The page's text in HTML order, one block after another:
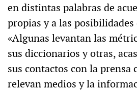
en distintas palabras de
propias y a las
«Algunas levantan las
sus diccionarios y otras,
sus contactos con la prensa
relevan medios y la